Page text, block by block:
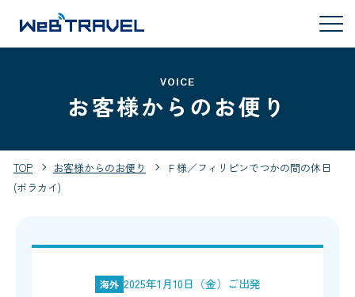
VOICE
お客様からのお便り
TOP お客様からのお便り
Ｆ様／フィリピンでつかの間の休日
(ボラカイ)
海外 2025年1月10日（金）ご出発